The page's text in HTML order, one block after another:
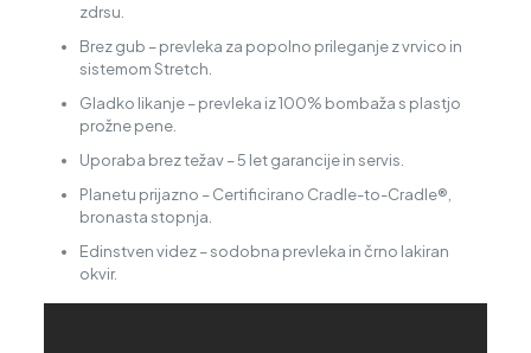
zdrsu.
Brez gub – prevleka za popolno prileganje z vrvico in
sistemom Stretch.
Gladko likanje – prevleka iz 100% bombaža s plastjo
prožne pene.
Uporaba brez težav – 5 let garancije in servis.
Planetu prijazno – Certificirano Cradle-to-Cradle®,
bronasta stopnja.
Edinstven videz – sodobna prevleka in črno lakiran
okvir.